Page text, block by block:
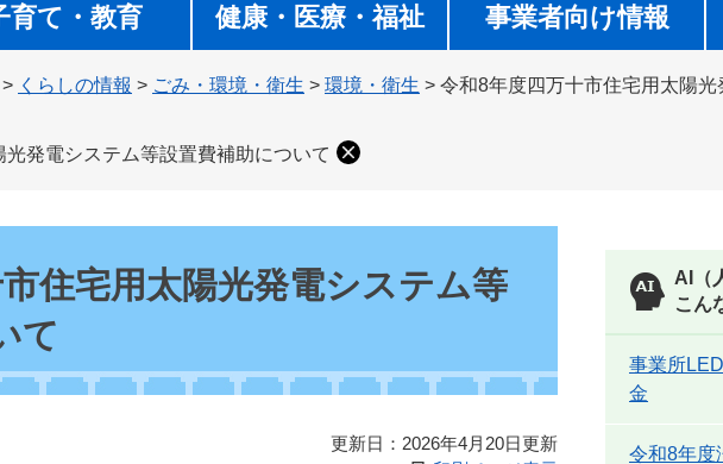
育て・教育 健康・医療・福祉 事業者向け情報
> くらしの情報 > ごみ・環境・衛生 > 環境・衛生 > 令和8年度四万十市住宅用太陽
発電システム等設置費補助について
住宅用太陽光発電システム等
て
更新日：2026年4月20日更新
AI（
こん
事業所
金
令和8年度